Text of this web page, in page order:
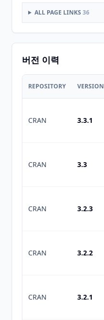
ALL PAGE LINKS 36
버전 이력
REPOSITORY VERSION
CRAN 3.3.1
CRAN 3.3
CRAN 3.2.3
CRAN 3.2.2
CRAN 3.2.1